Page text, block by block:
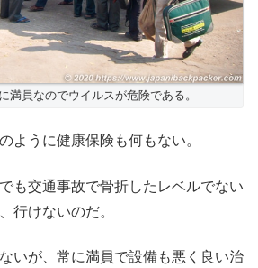
満員なのでウイルスが危険である。
ように健康保険も何もない。
も交通事故で骨折したレベルでない
行けないのだ。
いが、常に満員で設備も悪く良い治